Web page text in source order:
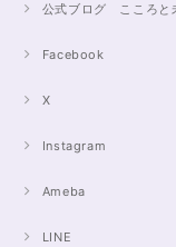
公式ブログ こころと
Facebook
X
Instagram
Ameba
LINE